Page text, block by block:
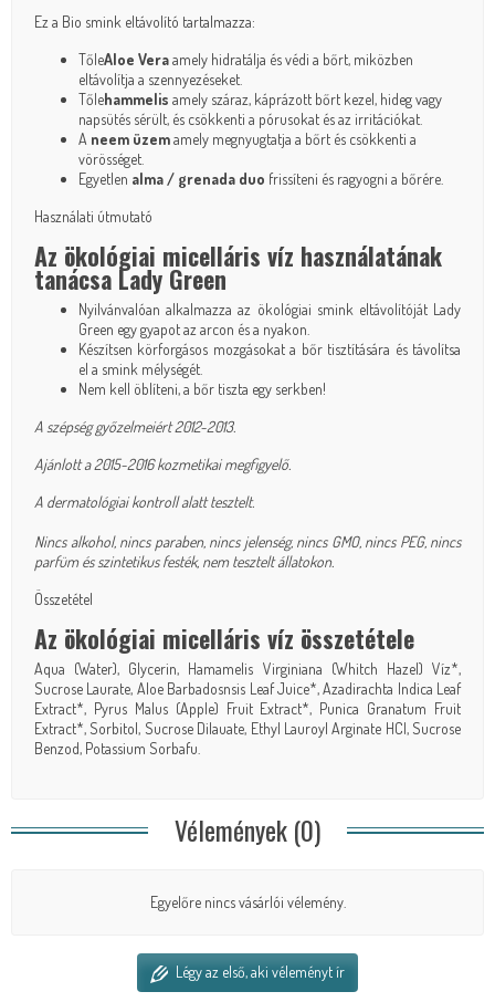
Ez a Bio smink eltávolító tartalmazza:
TőleAloe Veraamely hidratálja és védi a bőrt, miközben
eltávolítja a szennyezéseket.
Tőlehammelis amely száraz, káprázott bőrt kezel, hideg vagy
napsütés sérült, és csökkenti a pórusokat és az irritációkat.
A neem üzemamely megnyugtatja a bőrt és csökkenti a
vörösséget.
Egyetlen alma / grenada duo frissíteni és ragyogni a bőrére.
Használati útmutató
Az ökológiai micelláris víz használatának
tanácsa Lady Green
Nyilvánvalóan alkalmazza az ökológiai smink eltávolítóját Lady
Green egy gyapot az arcon és a nyakon.
Készítsen körforgásos mozgásokat a bőr tisztítására és távolítsa
el a smink mélységét.
Nem kell öblíteni, a bőr tiszta egy serkben!
A szépség győzelmeiért 2012-2013.
Ajánlott a 2015-2016 kozmetikai megfigyelő.
A dermatológiai kontroll alatt tesztelt.
Nincs alkohol, nincs paraben, nincs jelenség, nincs GMO, nincs PEG, nincs
parfüm és szintetikus festék, nem tesztelt állatokon.
Összetétel
Az ökológiai micelláris víz összetétele
Aqua (Water), Glycerin, Hamamelis Virginiana (Whitch Hazel) Víz*,
Sucrose Laurate, Aloe Barbadosnsis Leaf Juice*, Azadirachta Indica Leaf
Extract*, Pyrus Malus (Apple) Fruit Extract*, Punica Granatum Fruit
Extract*, Sorbitol, Sucrose Dilauate, Ethyl Lauroyl Arginate HCI, Sucrose
Benzod, Potassium Sorbafu.
Vélemények (0)
Egyelőre nincs vásárlói vélemény.
Légy az első, aki véleményt ír